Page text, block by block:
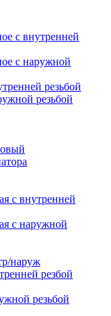
с внутренней
с наружной
резьбой
резьбой
с внутренней
с наружной
наруж
резбой
резьбой